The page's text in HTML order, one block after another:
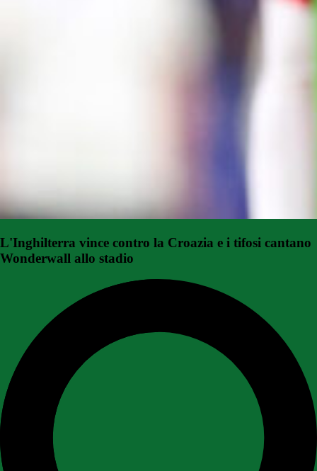
L'Inghilterra vince contro la Croazia e i tifosi cantano
Wonderwall allo stadio